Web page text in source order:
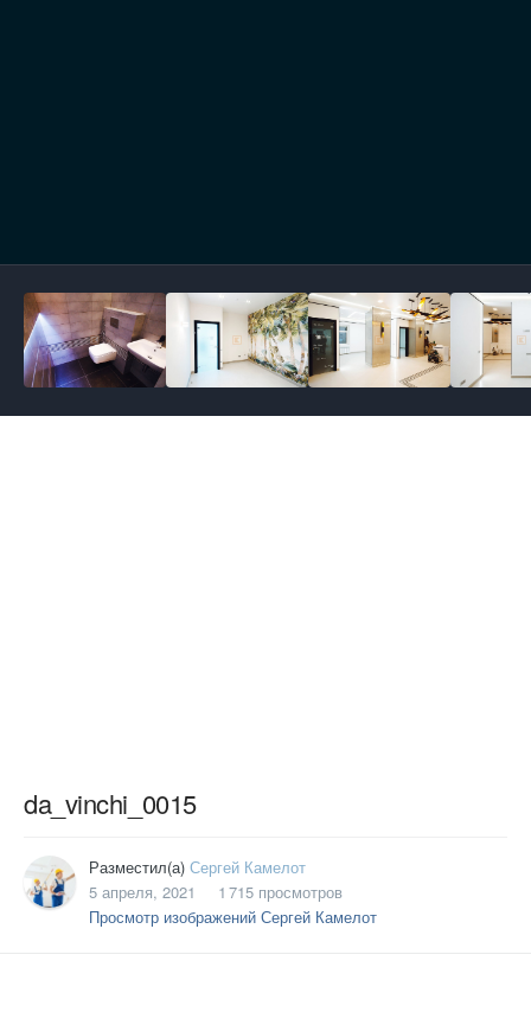
da_vinchi_0015
Разместил(а) Сергей Камелот
5 апреля, 2021
1 715 просмотров
Просмотр изображений Сергей Камелот